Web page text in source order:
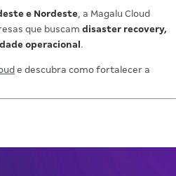
e Nordeste , a Magalu Cloud
que buscam disaster recovery,
operacional.
e descubra como fortalecer a